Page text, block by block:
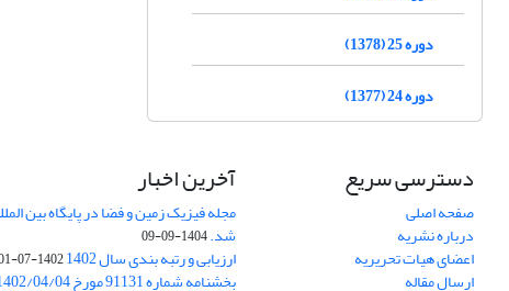
دوره 25 (1378)
دوره 24 (1377)
دسترسی سریع
صفحه اصلی
درباره نشریه
اعضای هیات تحریریه
ارسال مقاله
آخرین اخبار
شد.1404-09-09
ارزیابی و رتبه بندی سال 1402 1402-07-01
بخشنامه شماره 91131 مورخ 1402/04/04